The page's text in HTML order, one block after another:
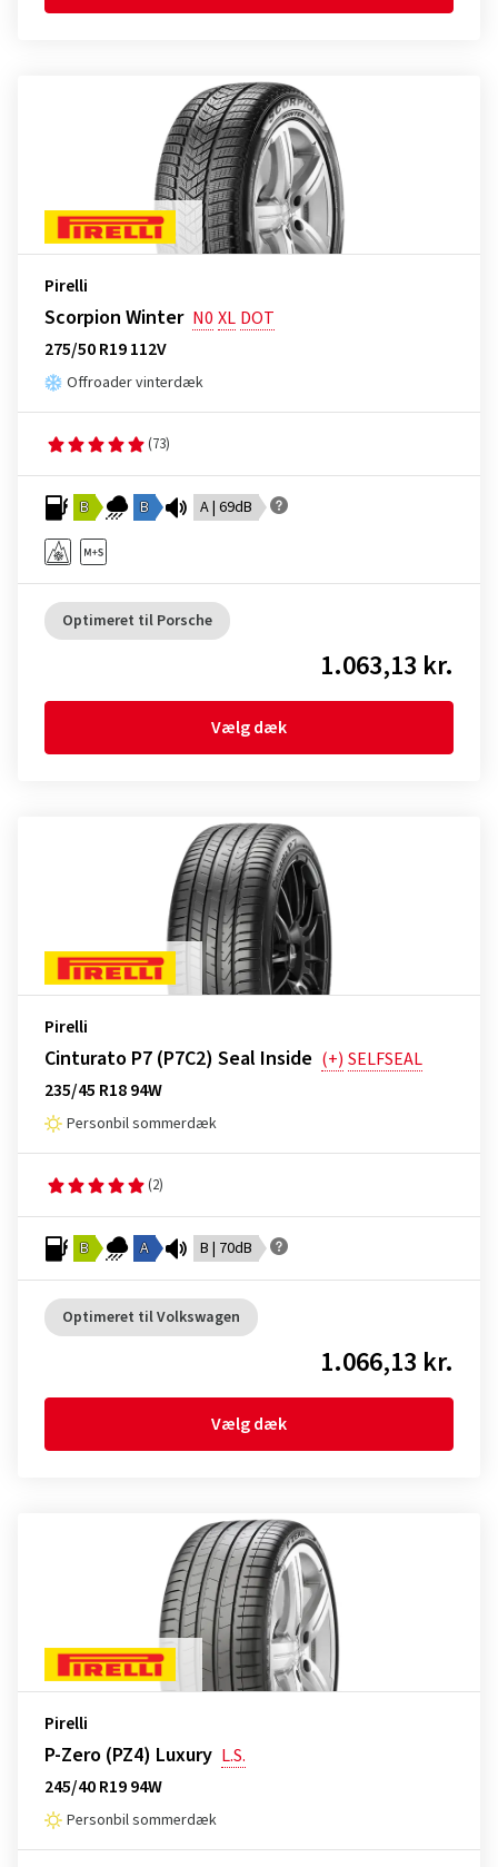
Pirelli
Scorpion Winter N0 XL DOT
275/50 R19 112V
Offroader vinterdæk
(73)
B B A | 69dB
Optimeret til Porsche
1.063,13 kr.
Vælg dæk
Pirelli
Cinturato P7 (P7C2) Seal Inside (+) SELFSEAL
235/45 R18 94W
Personbil sommerdæk
(2)
B A B | 70dB
Optimeret til Volkswagen
1.066,13 kr.
Vælg dæk
Pirelli
P-Zero (PZ4) Luxury L.S.
245/40 R19 94W
Personbil sommerdæk